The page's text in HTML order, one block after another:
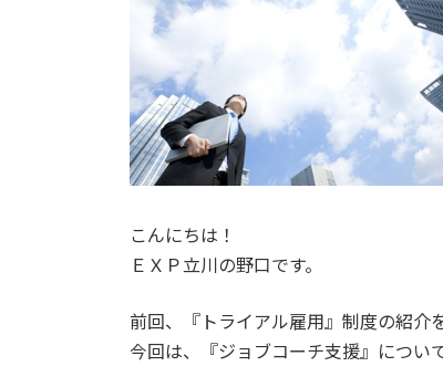
こんにちは！
ＥＸＰ立川の野口です。
前回、『トライアル雇用』制度の紹介
今回は、『ジョブコーチ支援』につい